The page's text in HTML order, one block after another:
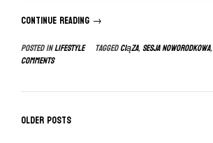
Continue reading “Sesja
||
→
Posted inLIFESTYLE Taggedciąza,sesja noworodkowa,
Comments
P
Older posts